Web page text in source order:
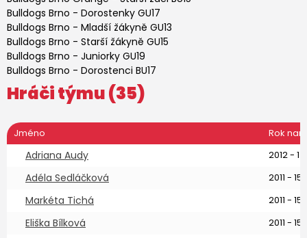
Bulldogs Brno - Dorostenky GU17
Bulldogs Brno - Mladší žákyně GU13
Bulldogs Brno - Starší žákyně GU15
Bulldogs Brno - Juniorky GU19
Bulldogs Brno - Dorostenci BU17
Hráči týmu (35)
Jméno Rok
Adriana Audy 2012 -
Adéla Sedláčková 2011 - 15
Markéta Tichá 2011 - 15
Eliška Bílková 2011 - 15